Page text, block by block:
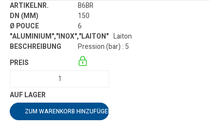
B6BR
150
6
Laiton
Pression (bar) : 5
ZUM WARENKORB HINZUFÜGEN